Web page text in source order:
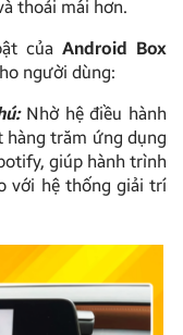
thoải mái hơn.
của Android Box
người dùng:
Nhờ hệ điều hành
trăm ứng dụng
giúp hành trình
với hệ thống giải trí